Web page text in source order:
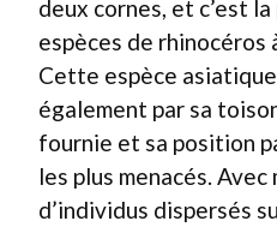
deux cornes, et c’est
espèces de rhinocéros
Cette espèce
également par sa
fournie et sa position
les plus menacés.
d’individus dispersés